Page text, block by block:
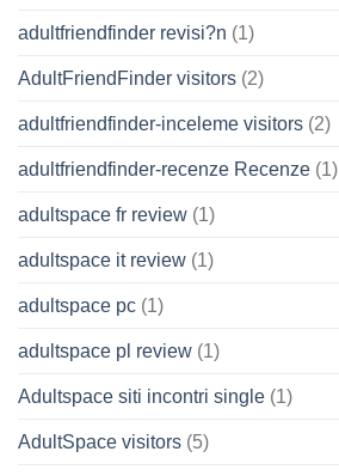
adultfriendfinder revisi?n (1)
AdultFriendFinder visitors (2)
adultfriendfinder-inceleme visitors (2)
adultfriendfinder-recenze Recenze (1)
adultspace fr review (1)
adultspace it review (1)
adultspace pc (1)
adultspace pl review (1)
Adultspace siti incontri single (1)
AdultSpace visitors (5)